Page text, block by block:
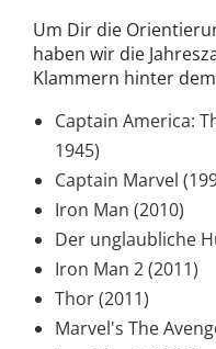
Um Dir die
haben wir die
Klammern hinter
Captain America:
1945)
Captain Marvel
Iron Man (2010)
Der unglaubliche
Iron Man 2 (2011)
Thor (2011)
Marvel's The